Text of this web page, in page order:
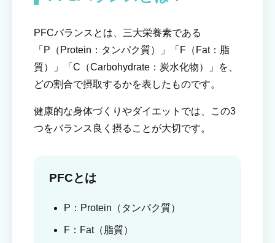
PFCバランスとは、三大栄養素である
「P（Protein：タンパク質）」「F（Fat：脂
質）」「C（Carbohydrate：炭水化物）」を、
どの割合で摂取するかを表したものです。
健康的な身体づくりやダイエットでは、この3
つをバランス良く摂ることが大切です。
PFCとは
P：Protein（タンパク質）
F：Fat（脂質）